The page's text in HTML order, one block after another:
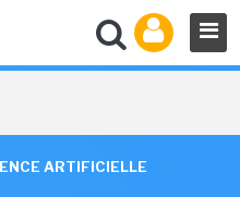
ARTIFICIELLE